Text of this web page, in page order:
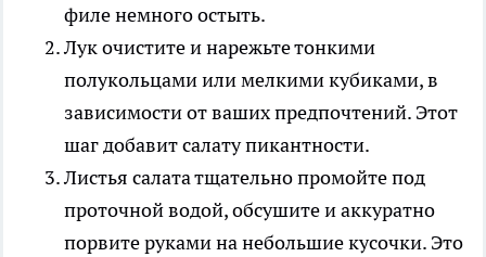
филе немного остыть.
Лук очистите и нарежьте тонкими
полукольцами или мелкими кубиками, в
зависимости от ваших предпочтений. Этот
шаг добавит салату пикантности.
Листья салата тщательно промойте под
проточной водой, обсушите и аккуратно
порвите руками на небольшие кусочки. Это